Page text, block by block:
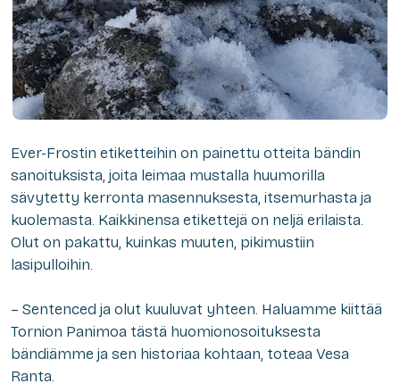
Ever-Frostin etiketteihin on painettu otteita bändin
sanoituksista, joita leimaa mustalla huumorilla
sävytetty kerronta masennuksesta, itsemurhasta ja
kuolemasta. Kaikkinensa etikettejä on neljä erilaista.
Olut on pakattu, kuinkas muuten, pikimustiin
lasipulloihin.
– Sentenced ja olut kuuluvat yhteen. Haluamme kiittää
Tornion Panimoa tästä huomionosoituksesta
bändiämme ja sen historiaa kohtaan, toteaa Vesa
Ranta.